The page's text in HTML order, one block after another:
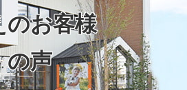
のお客様
の声